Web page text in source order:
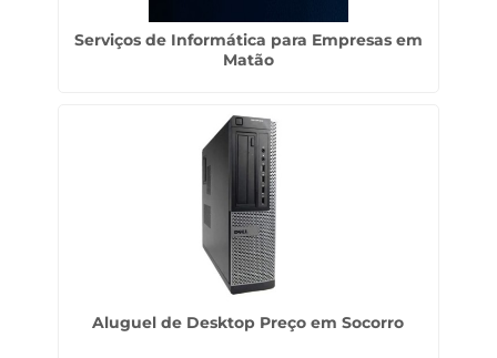
Serviços de Informática para Empresas em
Matão
Aluguel de Desktop Preço em Socorro